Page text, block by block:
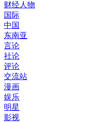
财经人物
国际
中国
东南亚
言论
社论
评论
交流站
漫画
娱乐
明星
影视